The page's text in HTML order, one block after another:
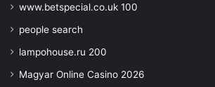
www.betspecial.co.uk 100
people search
lampohouse.ru 200
Magyar Online Casino 2026